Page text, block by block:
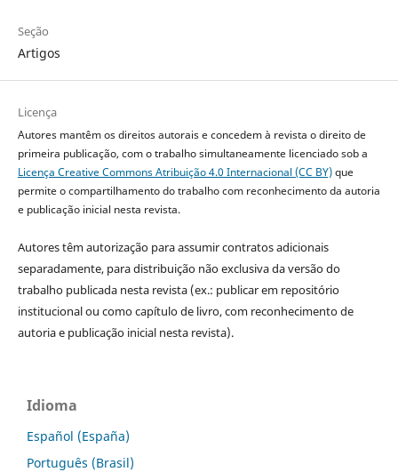
Seção
Artigos
Licença
Autores mantêm os direitos autorais e concedem à revista o direito de
primeira publicação, com o trabalho simultaneamente licenciado sob a
Licença Creative Commons Atribuição 4.0 Internacional (CC BY)que
permite o compartilhamento do trabalho com reconhecimento da autoria
e publicação inicial nesta revista.
Autores têm autorização para assumir contratos adicionais
separadamente, para distribuição não exclusiva da versão do
trabalho publicada nesta revista (ex.: publicar em repositório
institucional ou como capítulo de livro, com reconhecimento de
autoria e publicação inicial nesta revista).
Idioma
Español (España)
Português (Brasil)